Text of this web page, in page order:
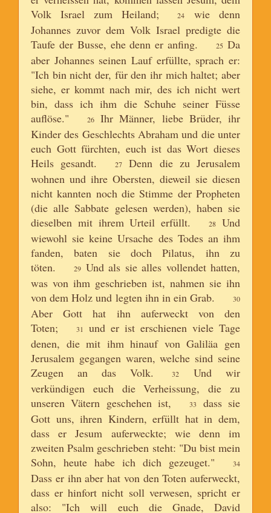
Volk Israel zum Heiland;
24
wie denn
Johannes zuvor dem Volk Israel predigte die
Taufe der Busse, ehe denn er anfing.
25 Da
aber Johannes seinen Lauf erfüllte, sprach er:
"Ich bin nicht der, für den ihr mich haltet; aber
siehe, er kommt nach mir, des ich nicht wert
bin, dass ich ihm die Schuhe seiner Füsse
auflöse."
26
Ihr Männer, liebe Brüder, ihr
Kinder des Geschlechts Abraham und die unter
euch Gott fürchten, euch ist das Wort dieses
Heils gesandt.
27
Denn die zu Jerusalem
wohnen und ihre Obersten, dieweil sie diesen
nicht kannten noch die Stimme der Propheten
(die alle Sabbate gelesen werden), haben sie
dieselben mit ihrem Urteil erfüllt.
28
Und
wiewohl sie keine Ursache des Todes an ihm
fanden, baten sie doch Pilatus, ihn zu
töten.
29 Und als sie alles vollendet hatten,
was von ihm geschrieben ist, nahmen sie ihn
von dem Holz und legten ihn in ein Grab.
30
Aber Gott hat ihn auferweckt von den
Toten;
31
und er ist erschienen viele Tage
denen, die mit ihm hinauf von Galiläa gen
Jerusalem gegangen waren, welche sind seine
Zeugen an das Volk.
32
Und wir
verkündigen euch die Verheissung, die zu
unseren Vätern geschehen ist,
33
dass sie
Gott uns, ihren Kindern, erfüllt hat in dem,
dass er Jesum auferweckte; wie denn im
zweiten Psalm geschrieben steht: "Du bist mein
Sohn, heute habe ich dich gezeuget."
34
Dass er ihn aber hat von den Toten auferweckt,
dass er hinfort nicht soll verwesen, spricht er
also: "Ich will euch die Gnade, David